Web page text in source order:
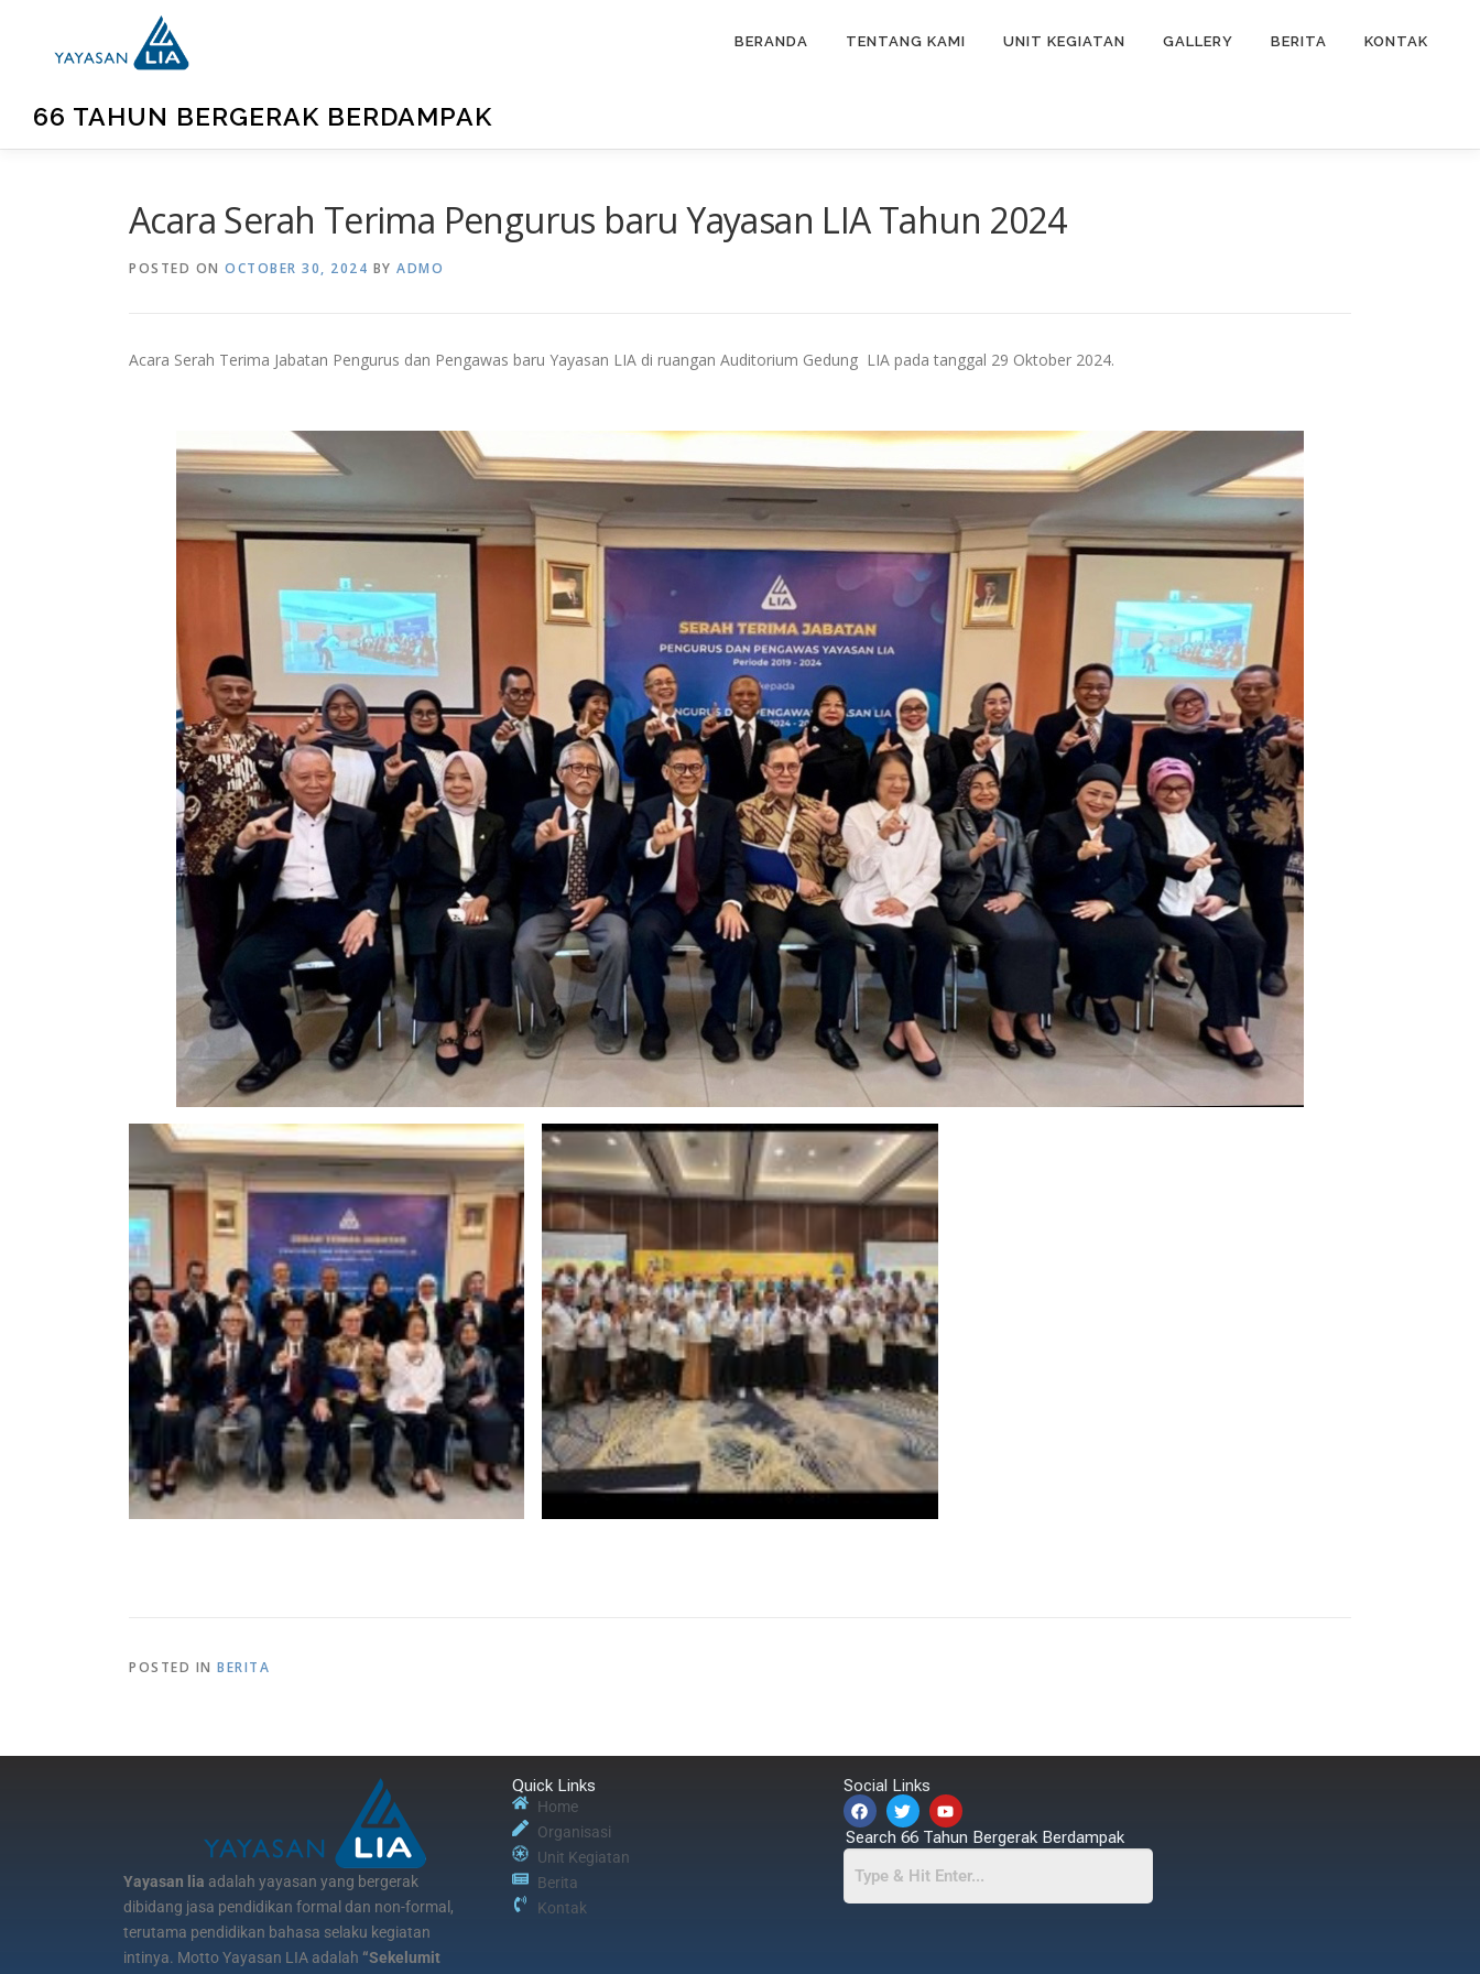
66 TAHUN BERGERAK BERDAMPAK
BERANDA TENTANG KAMI UNIT KEGIATAN GALLERY BERITA KONTAK
Acara Serah Terima Pengurus baru Yayasan LIA Tahun 2024
POSTED ON OCTOBER 30, 2024 BY ADMO
Acara Serah Terima Jabatan Pengurus dan Pengawas baru Yayasan LIA di ruangan Auditorium Gedung LIA pada tanggal 29 Oktober 2024.
POSTED IN BERITA
Yayasan lia adalah yayasan yang bergerak
dibidang jasa pendidikan formal dan non-formal,
terutama pendidikan bahasa selaku kegiatan
intinya. Motto Yayasan LIA adalah “Sekelumit
Quick Links
Home
Organisasi
Unit Kegiatan
Berita
Kontak
Social Links
Search 66 Tahun Bergerak Berdampak